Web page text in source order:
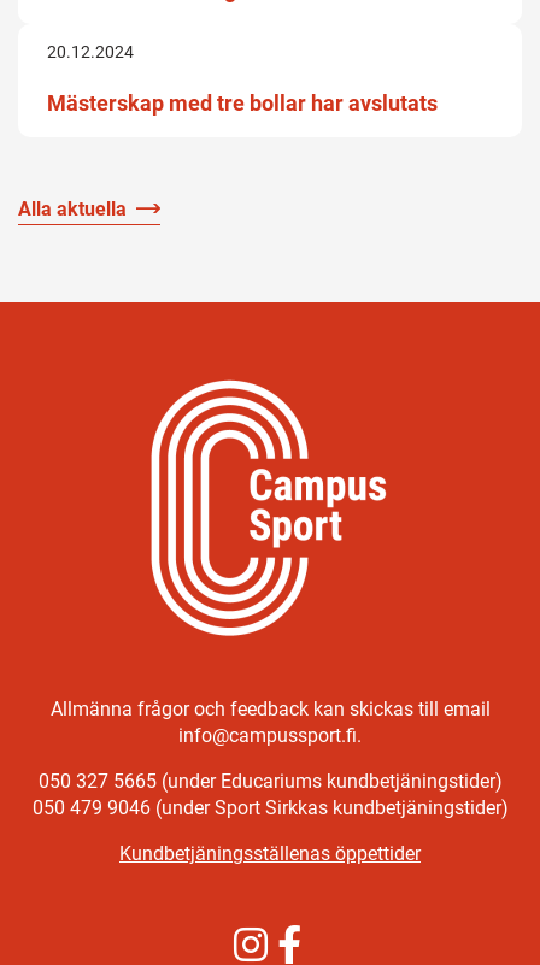
20.12.2024
Mästerskap med tre bollar har avslutats
Alla aktuella
Allmänna frågor och feedback kan skickas till email
info@campussport.fi.
050 327 5665 (under Educariums kundbetjäningstider)
050 479 9046 (under Sport Sirkkas kundbetjäningstider)
Kundbetjäningsställenas öppettider
Instagram